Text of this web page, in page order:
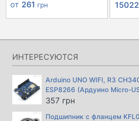
от 261 грн
цена
15022
ИНТЕРЕСУЮТСЯ
Arduino UNO WIFI, R3
ESP8266 (Ардуино Micro-
357 грн
Подшипник с фланцем